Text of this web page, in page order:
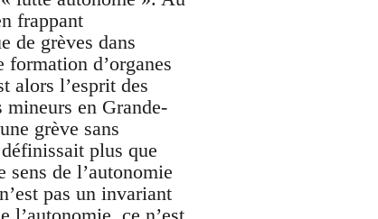
frappant
de grèves dans
d’organes
alors l’esprit des
en Grande-
grève sans
plus que
de l’autonomie
pas un invariant